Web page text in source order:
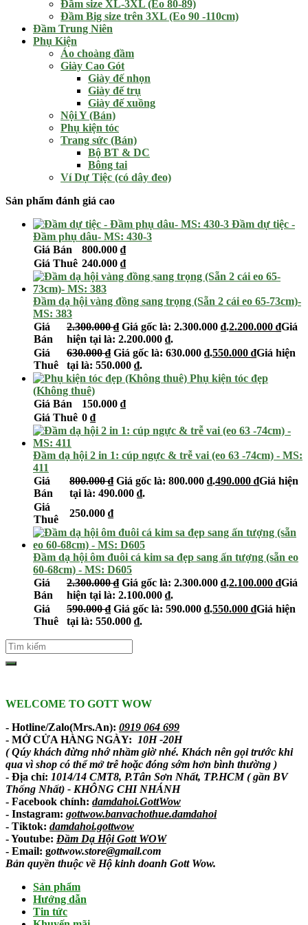
Đầm size XL-3XL (Eo 80-89)
Đầm Big size trên 3XL (Eo 90 -110cm)
Đầm Trung Niên
Phụ Kiện
Áo choàng đầm
Giày Cao Gót
Giày đế nhọn
Giày đế trụ
Giày đế xuồng
Nội Y (Bán)
Phụ kiện tóc
Trang sức (Bán)
Bộ BT & DC
Bông tai
Ví Dự Tiệc (có dây đeo)
Sản phẩm đánh giá cao
Đầm dự tiệc -
Đầm phụ dâu- MS: 430-3
Giá Bán
800.000 ₫
Giá Thuê 240.000 ₫
Đầm dạ hội vàng đồng sang trọng (Sẵn 2 cái eo 65-73cm)-
MS: 383
Giá
Bán
2.300.000₫ Giá gốc là: 2.300.000 ₫.2.200.000 ₫Giá
hiện tại là: 2.200.000 ₫.
Giá
Thuê
630.000₫ Giá gốc là: 630.000 ₫.550.000 ₫Giá hiện
tại là: 550.000 ₫.
Phụ kiện tóc đẹp
(Không thuê)
Giá Bán
150.000 ₫
Giá Thuê 0 ₫
Đầm dạ hội 2 in 1: cúp ngực & trễ vai (eo 63 -74cm) - MS:
411
Giá
Bán
800.000₫ Giá gốc là: 800.000 ₫.490.000 ₫Giá hiện
tại là: 490.000 ₫.
Giá
Thuê
250.000 ₫
Đầm dạ hội ôm đuôi cá kim sa đẹp sang ấn tượng (sẵn eo
60-68cm) - MS: D605
Giá
Bán
2.300.000₫ Giá gốc là: 2.300.000 ₫.2.100.000 ₫Giá
hiện tại là: 2.100.000 ₫.
Giá
Thuê
590.000₫ Giá gốc là: 590.000 ₫.550.000 ₫Giá hiện
tại là: 550.000 ₫.
WELCOME TO GOTT WOW
- Hotline/Zalo(Mrs.An): 0919 064 699
- MỞ CỬA HÀNG NGÀY:
10H -20H
( Qúy khách đừng nhớ nhầm giờ nhé. Khách nên gọi trước khi
qua vì shop có thể mở trễ hoặc đóng sớm hơn bình thường )
- Địa chỉ: 1014/14 CMT8, P.Tân Sơn Nhất, TP.HCM ( gần BV
Thống Nhất) - KHÔNG CHI NHÁNH
- Facebook chính: damdahoi.GottWow
- Instagram: gottwow.banvachothue.damdahoi
- Tiktok: damdahoi.gottwow
-Youtube: Đầm Dạ Hội Gott WOW
- Email: gottwow.store@gmail.com
Bản quyền thuộc về Hộ kinh doanh Gott Wow.
Sản phẩm
Hướng dẫn
Tin tức